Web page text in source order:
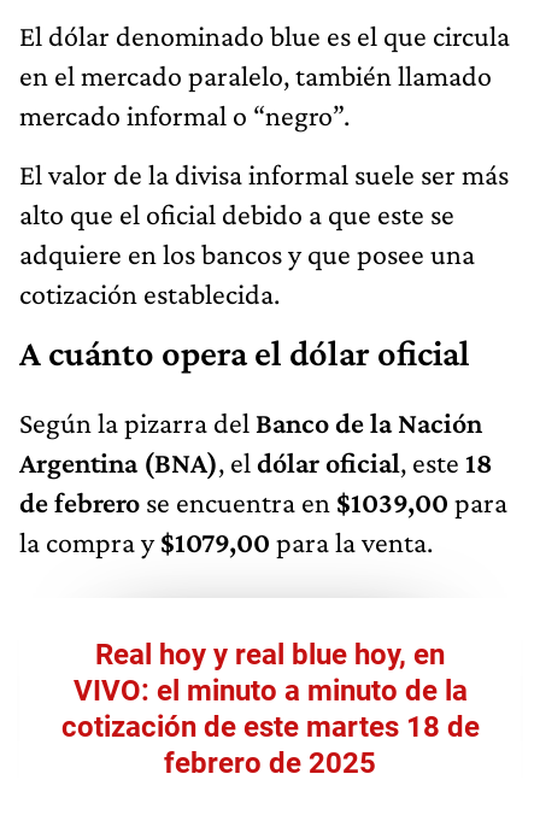
El dólar denominado blue es el que circula
en el mercado paralelo, también llamado
mercado informal o “negro”.
El valor de la divisa informal suele ser más
alto que el oficial debido a que este se
adquiere en los bancos y que posee una
cotización establecida.
A cuánto opera el dólar oficial
Según la pizarra del Banco de la Nación
Argentina (BNA), el dólar oficial, este 18
de febrero se encuentra en $1039,00 para
la compra y$1079,00 para la venta.
Real hoy y real blue hoy, en
VIVO: el minuto a minuto de la
cotización de este martes 18 de
febrero de 2025